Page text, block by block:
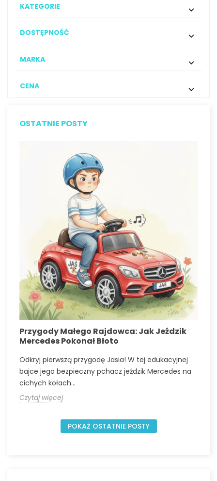
KATEGORIE 
DOSTĘPNOŚĆ 
MARKA 
CENA 
OSTATNIE POSTY
Przygody Małego Rajdowca: Jak Jeździk
Mercedes Pokonał Błoto
Odkryj pierwszą przygodę Jasia! W tej edukacyjnej
bajce jego bezpieczny pchacz jeździk Mercedes na
cichych kołach...
Czytaj więcej
POKAŻ OSTATNIE POSTY